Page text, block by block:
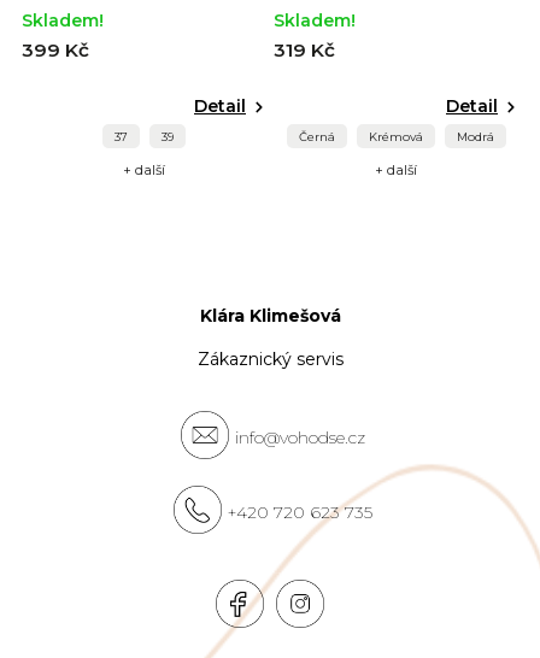
Skladem!
399 Kč
Detail
37 39
+ další
Skladem!
319 Kč
Detail
Černá Krémová Modrá
+ další
Klára Klimešová
Zákaznický servis
info@vohodse.cz
+420 720 623 735